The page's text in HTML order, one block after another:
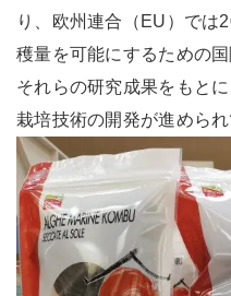
り、欧州連合（EU）では
穫量を可能にするための
それらの研究成果をもと
栽培技術の開発が進められ